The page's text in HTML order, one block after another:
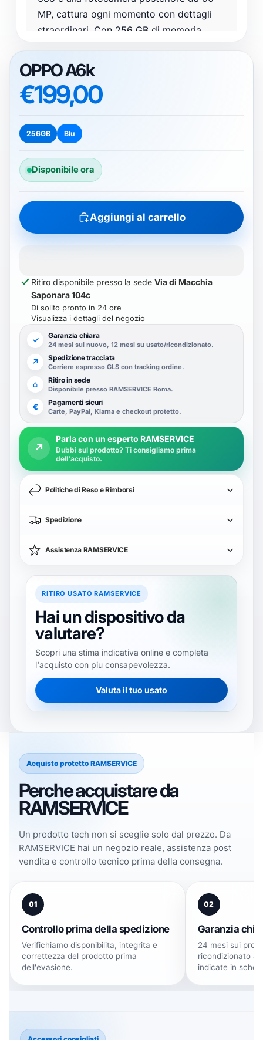
MP, cattura ogni momento con dettagli
straordinari. Con 256 GB di memoria
ulteriormente, avrai spazio a sufficienza
per tutte le tue app e foto. Non perdere
l'occasione di possedere uno smartphone
che combina tecnologia avanzata e stile.
🖥️ Display Ampio
Schermo da 6,75 pollici con risoluzione
1570 x 720 per immagini nitide.
scatti straordinari.
🔋 Batteria Duratura
Batteria da 6100 mAh per un utilizzo
prolungato senza ricariche frequenti.
Dati tecnici
Display 6,75 pollici
Processore Snapdragon Snapdragon 685
RAM 4 GB
Sistema operativo
Dimensioni 166,61 mm x 78,51 mm x 8.61
Bluetooth 5.0
Capacità batteria 6100 mAh
Vedi specifiche complete
✨ Novità e punti di
forza
Fotocamera posteriore da 50 MP con
Batteria da 6100 mAh che garantisce
un'autonomia eccezionale.
OPPO A6k
€199,00
256GB Blu
Disponibile ora
Aggiungi al carrello
Ritiro disponibile presso la sede Via di Macchia
Saponara 104c
Di solito pronto in 24 ore
Visualizza i dettagli del negozio
✓ Garanzia chiara
24 mesi sul nuovo, 12 mesi su usato/ricondizionato.
↗ Spedizione tracciata
Corriere espresso GLS con tracking ordine.
⌂ Ritiro in sede
Disponibile presso RAMSERVICE Roma.
€ Pagamenti sicuri
Carte, PayPal, Klarna e checkout protetto.
↗
Parla con un esperto RAMSERVICE
Dubbi sul prodotto? Ti consigliamo prima
dell'acquisto.
Politiche di Reso e Rimborsi
Spedizione
Assistenza RAMSERVICE
RITIRO USATO RAMSERVICE
Hai un dispositivo da
valutare?
Scopri una stima indicativa online e completa
l'acquisto con piu consapevolezza.
Valuta il tuo usato
Acquisto protetto RAMSERVICE
Perche acquistare da
RAMSERVICE
Un prodotto tech non si sceglie solo dal prezzo. Da
RAMSERVICE hai un negozio reale, assistenza post
vendita e controllo tecnico prima della consegna.
01
Controllo prima della spedizione
Verifichiamo disponibilita, integrita e
correttezza del prodotto prima
dell'evasione.
02
Garanzia
24 mesi sui
ricondizionato
indicate in